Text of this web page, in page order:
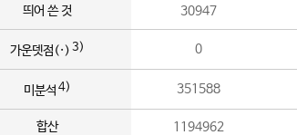
띄어 쓴 것 30947
가운뎃점(·) 3) 0
미분석 4) 351588
합산 1194962